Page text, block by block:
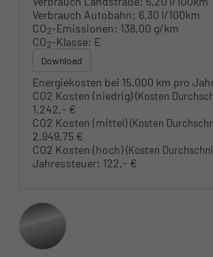
Verbrauch Autobahn: 6,30 l/100km
CO2-Emissionen: 138,00 g/km
CO2-Klasse: E
Download
Energiekosten bei 15.000 km pro
CO2 Kosten (niedrig)(Kosten
1.242,- €
CO2 Kosten (mittel)(Kosten
2.949,75 €
CO2 Kosten (hoch)(Kosten
Jahressteuer: 122,- €